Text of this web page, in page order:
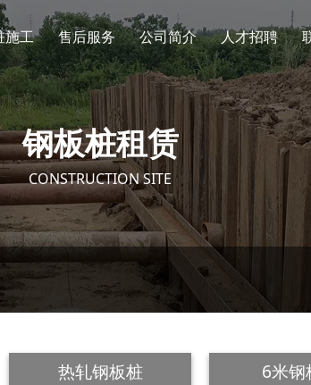
施工 售后服务 公司简介 人才招聘
钢板桩租赁
CONSTRUCTION SITE
热轧钢板桩 6米钢